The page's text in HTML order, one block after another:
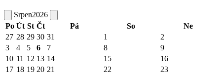
Srpen2026
Po Út St Čt Pá So
Ne
27 28 29 30 31 1
2
3
4 5 6 7 8
9
10 11 12 13 14 15
16
17 18 19 20 21 22 23